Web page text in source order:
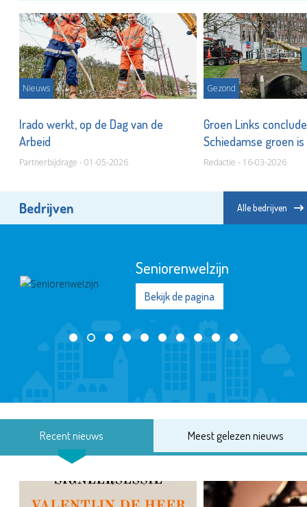
Nieuws
Irado werkt, op de Dag van de
Arbeid
Partnerbijdrage - 01-05-2026
Gezond
Groen Links
Schiedamse groen
Redactie - 16-03-2026
Bedrijven Alle bedrijven
Energiehulp Schiedam
Bekijk de pagina
Recent nieuws Meest gelezen nieuws